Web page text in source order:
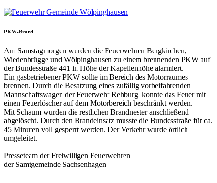
PKW-Brand
Am Samstagmorgen wurden die Feuerwehren Bergkirchen,
Wiedenbrügge und Wölpinghausen zu einem brennenden PKW auf
der Bundesstraße 441 in Höhe der Kapellenhöhe alarmiert.
Ein gasbetriebener PKW sollte im Bereich des Motorraumes
brennen. Durch die Besatzung eines zufällig vorbeifahrenden
Mannschaftswagen der Feuerwehr Rehburg, konnte das Feuer mit
einen Feuerlöscher auf dem Motorbereich beschränkt werden.
Mit Schaum wurden die restlichen Brandnester anschließend
abgelöscht. Durch den Brandeinsatz musste die Bundesstraße für ca.
45 Minuten voll gesperrt werden. Der Verkehr wurde örtlich
umgeleitet.
—
Presseteam der Freiwilligen Feuerwehren
der Samtgemeinde Sachsenhagen